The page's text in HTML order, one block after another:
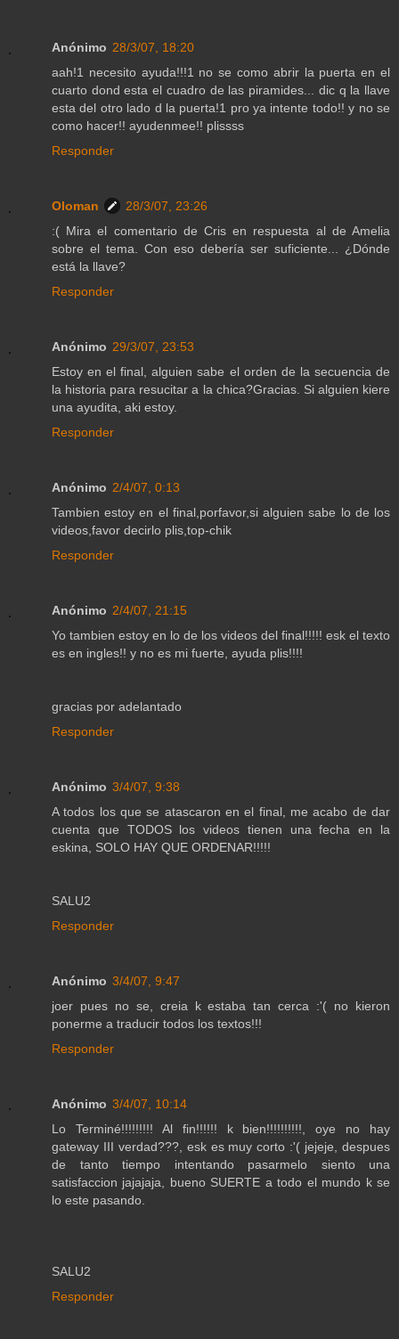
Anónimo 28/3/07, 18:20
aah!1 necesito ayuda!!!1 no se como abrir la puerta en el
cuarto dond esta el cuadro de las piramides... dic q la llave
esta del otro lado d la puerta!1 pro ya intente todo!! y no se
como hacer!! ayudenmee!! plissss
Responder
Oloman
28/3/07, 23:26
:( Mira el comentario de Cris en respuesta al de Amelia
sobre el tema. Con eso debería ser suficiente... ¿Dónde
está la llave?
Responder
Anónimo 29/3/07, 23:53
Estoy en el final, alguien sabe el orden de la secuencia de
la historia para resucitar a la chica?Gracias. Si alguien kiere
una ayudita, aki estoy.
Responder
Anónimo 2/4/07, 0:13
Tambien estoy en el final,porfavor,si alguien sabe lo de los
videos,favor decirlo plis,top-chik
Responder
Anónimo 2/4/07, 21:15
Yo tambien estoy en lo de los videos del final!!!!! esk el texto
es en ingles!! y no es mi fuerte, ayuda plis!!!!
gracias por adelantado
Responder
Anónimo 3/4/07, 9:38
A todos los que se atascaron en el final, me acabo de dar
cuenta que TODOS los videos tienen una fecha en la
eskina, SOLO HAY QUE ORDENAR!!!!!
SALU2
Responder
Anónimo 3/4/07, 9:47
joer pues no se, creia k estaba tan cerca :'( no kieron
ponerme a traducir todos los textos!!!
Responder
Anónimo 3/4/07, 10:14
Lo Terminé!!!!!!!!! Al fin!!!!!! k bien!!!!!!!!!!, oye no hay
gateway III verdad???, esk es muy corto :'( jejeje, despues
de tanto tiempo intentando pasarmelo siento una
satisfaccion jajajaja, bueno SUERTE a todo el mundo k se
lo este pasando.
SALU2
Responder